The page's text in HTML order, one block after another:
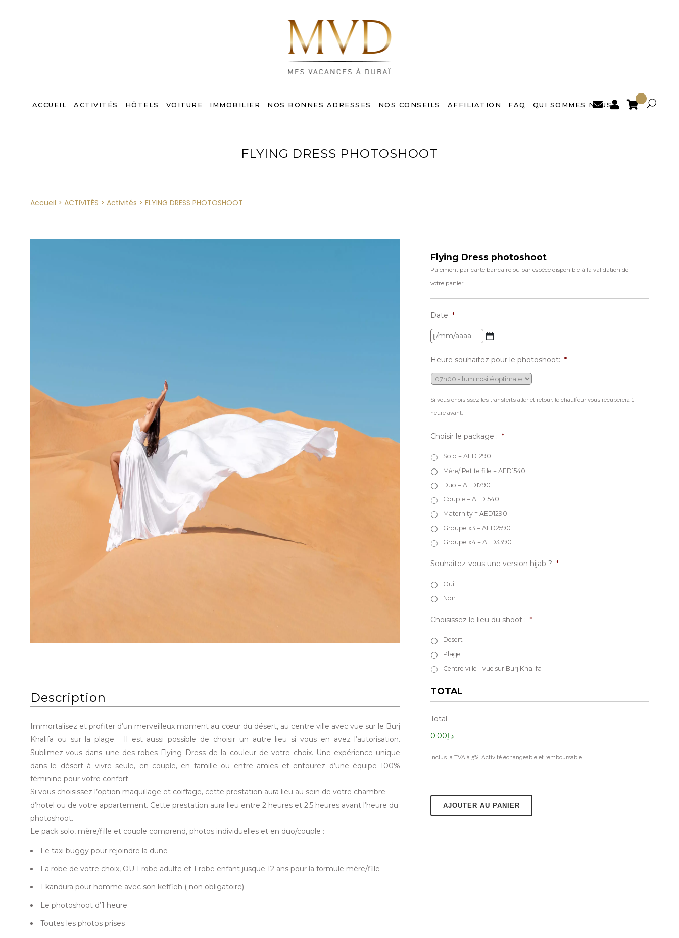
ACCUEIL ACTIVITÉS HÔTELS VOITURE IMMOBILIER NOS BONNES ADRESSES NOS CONSEILS AFFILIATION FAQ QUI SOMMES NOUS 
FLYING DRESS PHOTOSHOOT
Accueil > ACTIVITÉS > Activités > FLYING DRESS PHOTOSHOOT
Description
Immortalisez et profiter d’un merveilleux moment au cœur du désert, au centre ville avec vue sur le Burj
Khalifa ou sur la plage. Il est aussi possible de choisir un autre lieu si vous en avez l’autorisation.
Sublimez-vous dans une des robes Flying Dress de la couleur de votre choix. Une expérience unique
dans le désert à vivre seule, en couple, en famille ou entre amies et entourez d’une équipe 100%
féminine pour votre confort.
Si vous choisissez l’option maquillage et coiffage, cette prestation aura lieu au sein de votre chambre
d’hotel ou de votre appartement. Cette prestation aura lieu entre 2 heures et 2,5 heures avant l’heure du
photoshoot.
Le pack solo, mère/fille et couple comprend, photos individuelles et en duo/couple :
Le taxi buggy pour rejoindre la dune
La robe de votre choix, OU 1 robe adulte et 1 robe enfant jusque 12 ans pour la formule mère/fille
1 kandura pour homme avec son keffieh ( non obligatoire)
Le photoshoot d’1 heure
Toutes les photos prises
Flying Dress photoshoot
Paiement par carte bancaire ou par espèce disponible à la validation de
votre panier
Date *
Heure souhaitez pour le photoshoot: *
Si vous choisissez les transferts aller et retour, le chauffeur vous récupèrera 1
heure avant.
Choisir le package : *
Solo = AED1290
Mère/ Petite fille = AED1540
Duo = AED1790
Couple = AED1540
Maternity = AED1290
Groupe x3 = AED2590
Groupe x4 = AED3390
Souhaitez-vous une version hijab ? *
Oui
Non
Choisissez le lieu du shoot : *
Desert
Plage
Centre ville - vue sur Burj Khalifa
TOTAL
Total
د.إ0.00
Inclus la TVA à 5%. Activité échangeable et remboursable.
AJOUTER AU PANIER